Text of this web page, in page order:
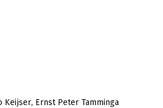
Keijser Ernst Peter Tamminga